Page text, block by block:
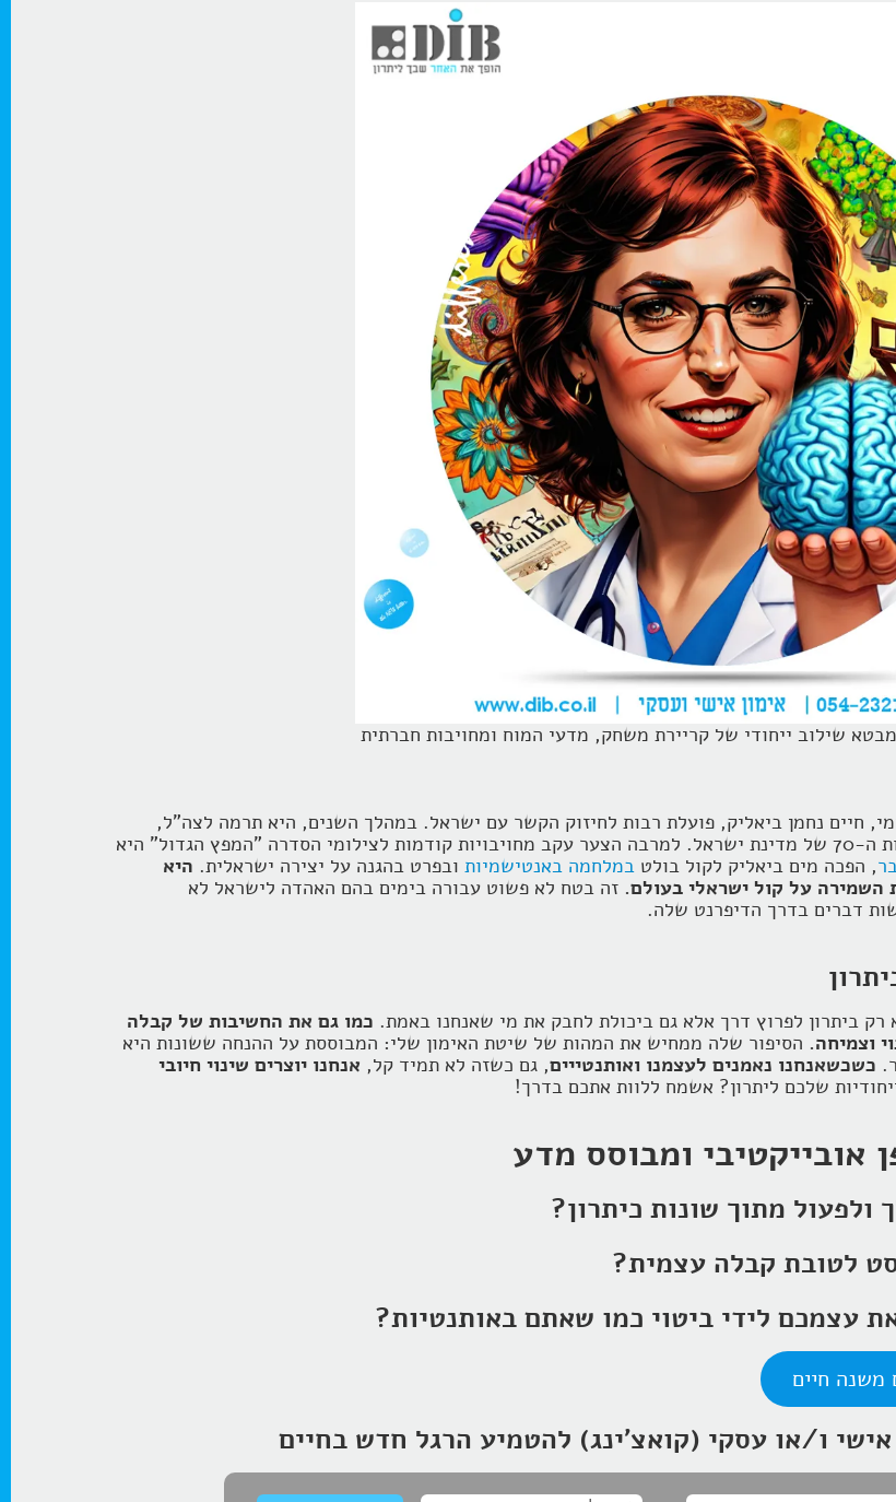
שילוב ייחודי של קריירת משחק, מדעי המוח ומחויבות חברתית
חיים נחמן ביאליק, פועלת רבות לחיזוק הקשר עם ישראל. במהלך השנים, היא תרמה לצה"ל,
ביקרה בארץ, ואף נבחרה להדליק משואה ביום העצמאות ה-70 של מדינת ישראל. למרבה הצער עקב מחויבויות קודמות לצילומי הסדרה "המפץ הגדול" היא
, הפכה מים ביאליק לקול בולט במלחמה באנטישמיות ובפרט בהגנה על יצירה ישראלית. היא
השמירה על קול ישראלי בעולם. זה בטח לא פשוט עבורה בימים בהם האהדה לישראל לא
דברים בדרך הדיפרנט שלה.
רק ביתרון לפרוץ דרך אלא גם ביכולת לחבק את מי שאנחנו באמת. כמו גם את החשיבות של קבלה
וצמיחה. הסיפור שלה ממחיש את המהות של שיטת האימון שלי: המבוססת על ההנחה ששונות היא
כשכשאנחנו נאמנים לעצמנו ואותנטייים, גם כשזה לא תמיד קל, אנחנו יוצרים שינוי חיובי
שלכם ליתרון? אשמח ללוות אתכם בדרך!
אובייקטיבי ומבוסס מדע
ולפעול מתוך שונות כיתרון?
לטובת קבלה עצמית?
עצמכם לידי ביטוי כמו שאתם באותנטיות?
משנה חיים
אישי ו/או עסקי (קואצ'ינג) להטמיע הרגל חדש בחיים